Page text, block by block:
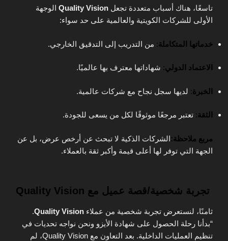
تاسعًا، هناك أسباب متعددة تجعل Quality Vision الوجهة
الأولى للشركات الكويتية والعالمية على حد سواء:
خدماتها المتكاملة: من التدريب إلى التدقيق الخارجي.
الاعتماد الدولي: شهاداتها معترف بها عالميًا.
الخبرة: لديها سجل نجاح مع شركات عالمية.
الثقة: تعتبر مرجعًا موثوقًا لكل من يسعى للجودة.
مربع ملاحظة:الشركات الذكية لا تبحث عن أرخص عرض، بل عن
الجهة التي توفر لها أعلى قيمة وأكبر ثقة بالعملاء.
تجربة شخصية/قصة عميل مع Quality Vision
ثامنًا، لنستعرض تجربة شخصية من عملاء Quality Vision
.
“بدأنا رحلة الحصول على شهادة الأيزو ونحن نواجه تحديات في
تنظيم العمليات الداخلية. بعد التعاون مع Quality Vision، لم